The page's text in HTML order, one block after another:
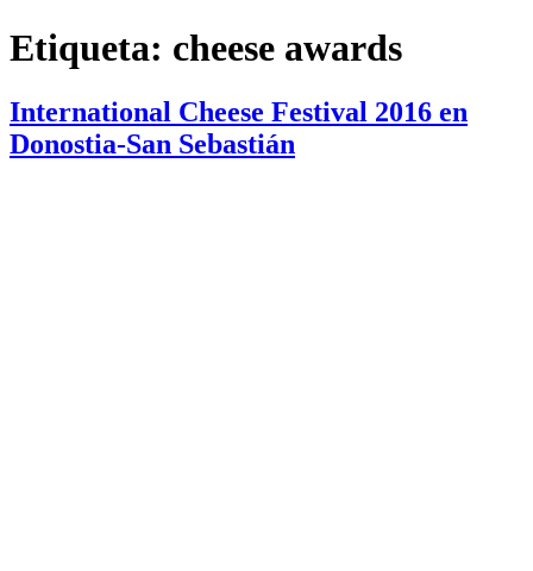
Etiqueta: cheese awards
International Cheese Festival 2016 en
Donostia-San Sebastián